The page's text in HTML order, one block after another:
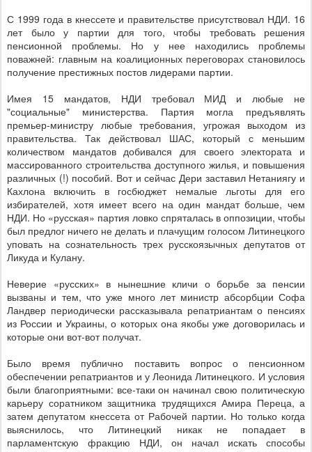
С 1999 года в кнессете и правительстве присутствовал НДИ. 16
лет было у партии для того, чтобы требовать решения
пенсионной проблемы. Но у нее находились проблемы
поважней: главным на коалиционных переговорах становилось
получение престижных постов лидерами партии.
Имея 15 мандатов, НДИ требовал МИД и любые не
"социальные" министерства. Партия могла предъявлять
премьер-министру любые требования, угрожая выходом из
правительства. Так действовал ШАС, который с меньшим
количеством мандатов добивался для своего электората и
массированного строительства доступного жилья, и повышения
различных (!) пособий. Вот и сейчас Дери заставил Нетаниягу и
Кахлона включить в госбюджет немалые льготы для его
избирателей, хотя имеет всего на один мандат больше, чем
НДИ. Но «русская» партия ловко спряталась в оппозиции, чтобы
был предлог ничего не делать и плачущим голосом Литинецкого
уповать на сознательность трех русскоязычных депутатов от
Ликуда и Кулану.
Неверие «русских» в нынешние кличи о борьбе за пенсии
вызваны и тем, что уже много лет министр абсорбции Софа
Ландвер периодически рассказывала репатриантам о пенсиях
из России и Украины, о которых она якобы уже договорилась и
которые они вот-вот получат.
Было время публично поставить вопрос о пенсионном
обеспечении репатриантов и у Леонида Литинецкого. И условия
были благоприятными: все-таки он начинал свою политическую
карьеру соратником защитника трудящихся Амира Переца, а
затем депутатом кнессета от Рабочей партии. Но только когда
выяснилось, что Литинецкий никак не попадает в
парламентскую фракцию НДИ, он начал искать способы